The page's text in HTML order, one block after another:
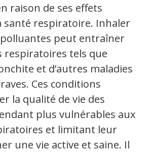
raison de ses effets
santé respiratoire. Inhaler
peut entraîner
respiratoires tels que
et d’autres maladies
Ces conditions
la qualité de vie des
plus vulnérables aux
et limitant leur
une vie active et saine. Il